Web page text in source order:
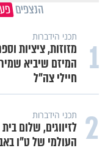
הנצפים
1 תכני הידברות
מזוזות, ציציות
המיזם שיביא
חיילי צה"ל
2 תכני הידברות
לזיווגים, שלום
העולמי של ט"ו